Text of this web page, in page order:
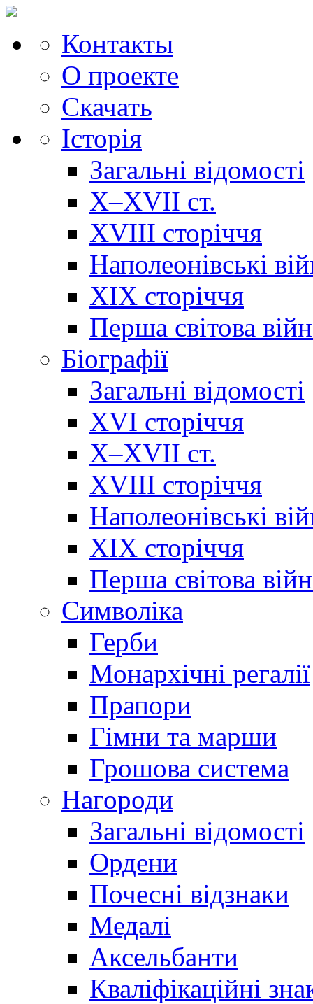
Контакты
О проекте
Скачать
Історія
Загальні відомості
X–XVII ст.
XVIII сторіччя
Наполеонівські
XIX сторіччя
Перша світова
Біографії
Загальні відомості
XVI сторіччя
X–XVII ст.
XVIII сторіччя
Наполеонівські
XIX сторіччя
Перша світова
Cимволіка
Герби
Монархічні регалії
Прапори
Гімни та марши
Грошова система
Нагороди
Загальні відомості
Ордени
Почесні відзнаки
Медалі
Аксельбанти
Кваліфікаційні